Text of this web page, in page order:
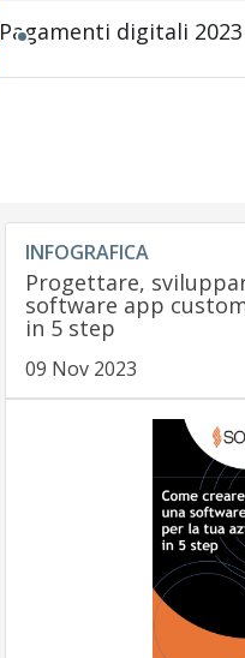
Pagamenti digitali
INFOGRAFICA
Progettare,
software app
in 5 step
09 Nov 2023